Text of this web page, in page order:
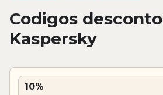
Codigos desconto
Kaspersky
10%